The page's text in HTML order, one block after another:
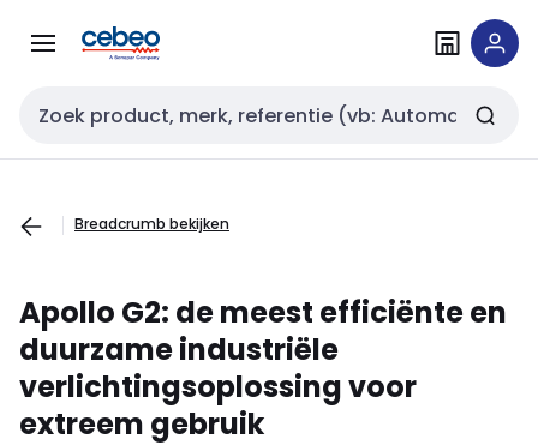
naar
naar
Zoekveld invoer
Breadcrumb bekijken
Apollo G2: de meest efficiënte en
duurzame industriële
verlichtingsoplossing voor
extreem gebruik